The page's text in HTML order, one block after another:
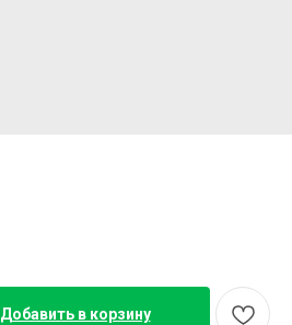
Добавить в корзину